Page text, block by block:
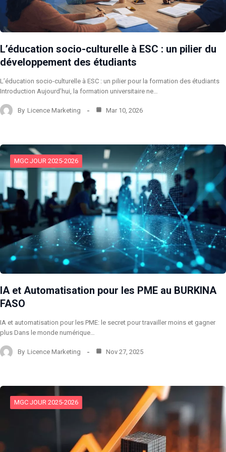
L’éducation socio-culturelle à ESC : un pilier du
développement des étudiants
L’éducation socio-culturelle à ESC : un pilier pour la formation des étudiants
Introduction Aujourd’hui, la formation universitaire ne…
By Licence Marketing Mar 10, 2026
MGC JOUR 2025-2026
IA et Automatisation pour les PME au BURKINA
FASO
IA et automatisation pour les PME: le secret pour travailler moins et gagner
plus Dans le monde numérique…
By Licence Marketing Nov 27, 2025
MGC JOUR 2025-2026